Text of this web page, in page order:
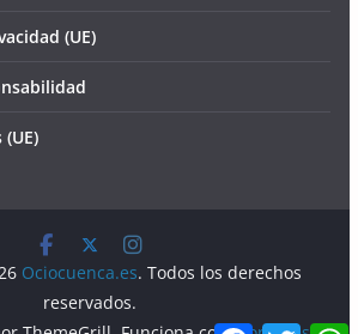
(UE)
Ociocuenca.es. Todos los derechos
reservados.